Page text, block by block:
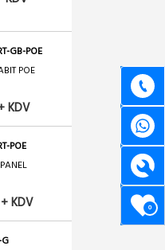
0
GB-POE
POE
KDV
POE
KDV